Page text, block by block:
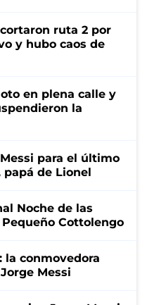
ruta 2 por
y hubo caos de
en plena calle y
la
para el último
papá de Lionel
Noche de las
Cottolengo
la conmovedora
Messi